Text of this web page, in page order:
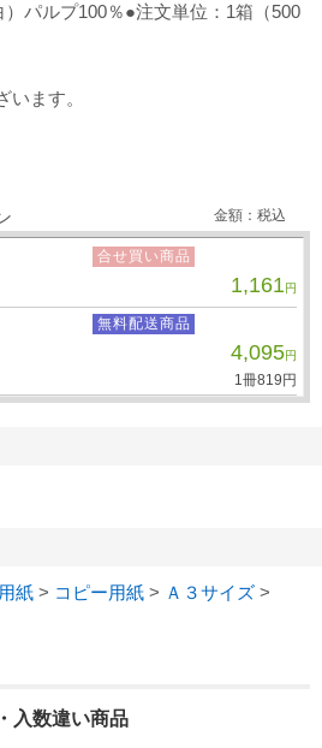
パルプ100％●注文単位：1箱（500
ます。
金額：税込
合せ買い商品
1,161円
無料配送商品
4,095円
1冊819 円
紙 > コピー用紙 > Ａ３サイズ >
入数違い商品